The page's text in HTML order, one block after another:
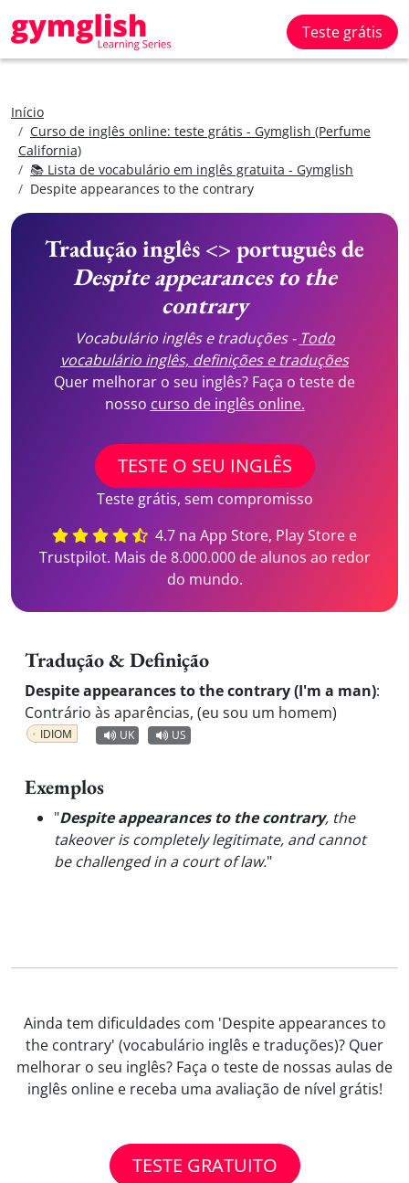
Teste grátis
Início
Curso de inglês online: teste grátis - Gymglish (Perfume
California)
📚 Lista de vocabulário em inglês gratuita - Gymglish
Despite appearances to the contrary
Tradução inglês <> português de
Despite appearances to the
contrary
Vocabulário inglês e traduções - Todo
vocabulário inglês, definições e traduções
Quer melhorar o seu inglês? Faça o teste de
nosso curso de inglês online.
TESTE O SEU INGLÊS
Teste grátis, sem compromisso
4.7 na App Store, Play Store e
Trustpilot. Mais de 8.000.000 de alunos ao redor
do mundo.
Tradução & Definição
Despite appearances to the contrary (I'm a man):
Contrário às aparências, (eu sou um homem)
IDIOM UK US
Exemplos
"Despite appearances to the contrary, the
takeover is completely legitimate, and cannot
be challenged in a court of law."
Ainda tem dificuldades com 'Despite appearances to
the contrary' (vocabulário inglês e traduções)? Quer
melhorar o seu inglês? Faça o teste de nossas aulas de
inglês online e receba uma avaliação de nível grátis!
TESTE GRATUITO